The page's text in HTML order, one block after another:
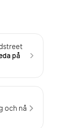
på
och nå